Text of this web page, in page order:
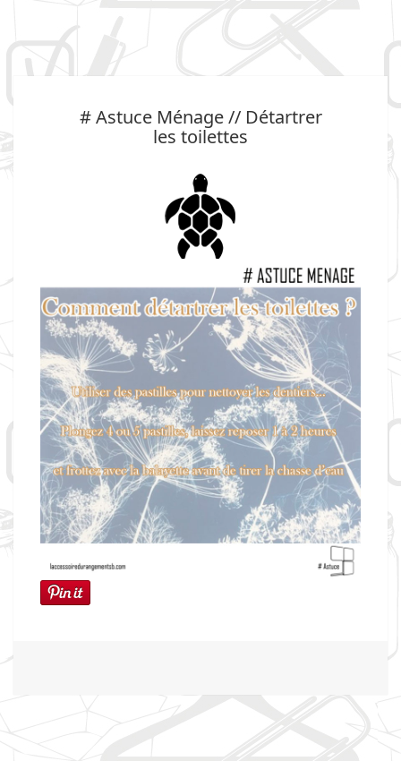
# Astuce Ménage // Détartrer
les toilettes